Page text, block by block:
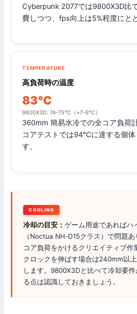
Cyberpunk 2077では9800X3D比
費しつつ、fps向上は5%程度にと
TEMPERATURE
高負荷時の温度
83℃
9800X3D: 74-75℃（+7-9℃）
360mm 簡易水冷での全コア負荷
コアテストでは94℃に達する個体
す。
COOLING
冷却の目安：ゲーム用途であればハ
（Noctua NH-D15クラス）で問題
コア負荷をかけるクリエイティブ作
クロックを伸ばす場合は240mm以
します。9800X3Dと比べて冷却要
る点は認識しておきましょう。